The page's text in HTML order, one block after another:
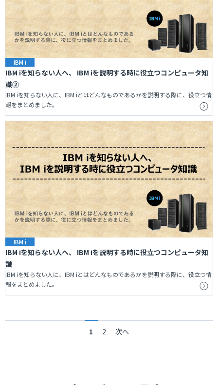
IBM i
IBM iを知らない人へ、 IBM iを説明する時に役立つコンピュータ知
識②
IBM iを知らない人に、IBM iとはどんなものであるかを説明する際に、役立つ情
報をまとめました。
IBM i
IBM iを知らない人へ、 IBM iを説明する時に役立つコンピュータ知
識
IBM iを知らない人に、IBM iとはどんなものであるかを説明する際に、役立つ情
報をまとめました。
1 2 次へ